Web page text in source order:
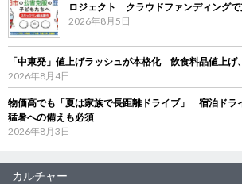
ロジェクト クラウドファンディング
2026年8月5日
「中東発」値上げラッシュが本格化 飲食料品値上げ
2026年8月4日
物価高でも「夏は家族で長距離ドライブ」 宿泊ドラ
猛暑への備えも必須
2026年8月3日
カルチャー